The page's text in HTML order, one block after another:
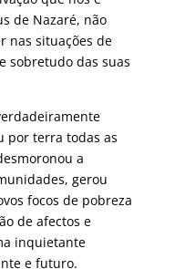
de Nazaré, não
nas situações de
sobretudo das suas
por terra todas as
a
gerou
focos de pobreza
de afectos e
inquietante
e futuro.